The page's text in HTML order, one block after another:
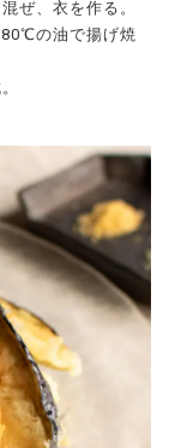
ぜ、衣を作る。
の油で揚げ焼